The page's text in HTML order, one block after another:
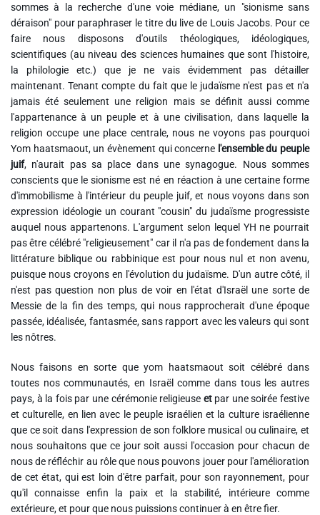
sommes à la recherche d'une voie médiane, un "sionisme sans
déraison" pour paraphraser le titre du live de Louis Jacobs. Pour ce
faire nous disposons d'outils théologiques, idéologiques,
scientifiques (au niveau des sciences humaines que sont l'histoire,
la philologie etc.) que je ne vais évidemment pas détailler
maintenant. Tenant compte du fait que le judaïsme n'est pas et n'a
jamais été seulement une religion mais se définit aussi comme
l'appartenance à un peuple et à une civilisation, dans laquelle la
religion occupe une place centrale, nous ne voyons pas pourquoi
Yom haatsmaout, un évènement qui concerne l'ensemble du peuple
juif, n'aurait pas sa place dans une synagogue. Nous sommes
conscients que le sionisme est né en réaction à une certaine forme
d'immobilisme à l'intérieur du peuple juif, et nous voyons dans son
expression idéologie un courant "cousin" du judaïsme progressiste
auquel nous appartenons. L'argument selon lequel YH ne pourrait
pas être célébré "religieusement" car il n'a pas de fondement dans la
littérature biblique ou rabbinique est pour nous nul et non avenu,
puisque nous croyons en l'évolution du judaïsme. D'un autre côté, il
n'est pas question non plus de voir en l'état d'Israël une sorte de
Messie de la fin des temps, qui nous rapprocherait d'une époque
passée, idéalisée, fantasmée, sans rapport avec les valeurs qui sont
les nôtres.
Nous faisons en sorte que yom haatsmaout soit célébré dans
toutes nos communautés, en Israël comme dans tous les autres
pays, à la fois par une cérémonie religieuse etpar une soirée festive
et culturelle, en lien avec le peuple israélien et la culture israélienne
que ce soit dans l'expression de son folklore musical ou culinaire, et
nous souhaitons que ce jour soit aussi l'occasion pour chacun de
nous de réfléchir au rôle que nous pouvons jouer pour l'amélioration
de cet état, qui est loin d'être parfait, pour son rayonnement, pour
qu'il connaisse enfin la paix et la stabilité, intérieure comme
extérieure, et pour que nous puissions continuer à en être fier.